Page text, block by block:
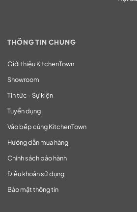
THÔNG TIN CHUNG
Giới thiệu KitchenTown
Showroom
Tin tức - Sự kiện
Tuyển dụng
Vào bếp cùng KitchenTown
Hướng dẫn mua hàng
Chính sách bảo hành
Điều khoản sử dụng
Bảo mật thông tin